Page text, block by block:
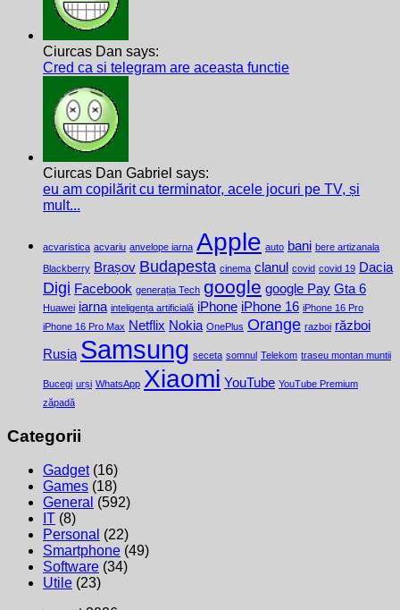
Ciurcas Dan says:
Cred ca si telegram are aceasta functie
Ciurcas Dan Gabriel says:
eu am copilărit cu terminator, acele jocuri pe TV, și
mult...
acvaristica acvariu anvelope iarna Apple auto bani bere artizanala
Blackberry Brașov Budapesta cinema clanul covid covid 19 Dacia
Digi Facebook generația Tech google google Pay Gta 6
Huawei iarna inteligența artificială iPhone iPhone 16 iPhone 16 Pro
iPhone 16 Pro Max Netflix Nokia OnePlus Orange razboi război
Rusia Samsung seceta somnul Telekom traseu montan muntii
Bucegi urși WhatsApp Xiaomi YouTube YouTube Premium
zăpadă
Categorii
Gadget(16)
Games (18)
General (592)
IT (8)
Personal (22)
Smartphone (49)
Software (34)
Utile (23)